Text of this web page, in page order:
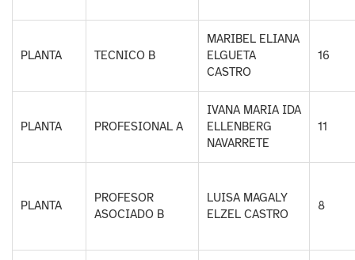
PLANTA TECNICO B
MARIBEL ELIANA
ELGUETA
CASTRO
16
PLANTA PROFESIONAL A
IVANA MARIA IDA
ELLENBERG
NAVARRETE
11
PLANTA
PROFESOR
ASOCIADO B
LUISA MAGALY
ELZEL CASTRO
8